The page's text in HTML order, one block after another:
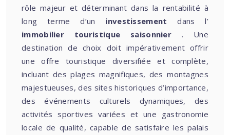
rôle majeur et déterminant dans la rentabilité à
long terme d’un investissementdans l’
immobilier touristique saisonnier . Une
destination de choix doit impérativement offrir
une offre touristique diversifiée et complète,
incluant des plages magnifiques, des montagnes
majestueuses, des sites historiques d’importance,
des événements culturels dynamiques, des
activités sportives variées et une gastronomie
locale de qualité, capable de satisfaire les palais